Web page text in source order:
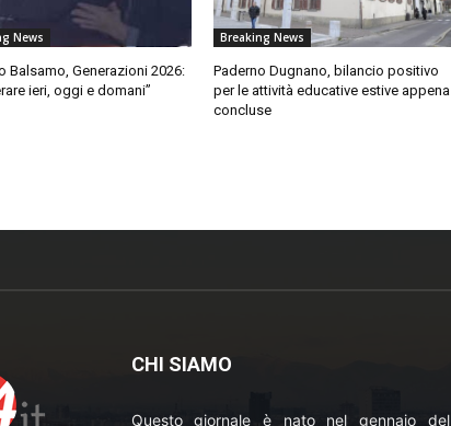
News
Balsamo, Generazioni 2026:
ieri, oggi e domani”
Breaking News
Paderno Dugnano, bilancio positivo
per le attività educative estive appena
concluse
CHI SIAMO
Questo giornale è nato nel gennaio